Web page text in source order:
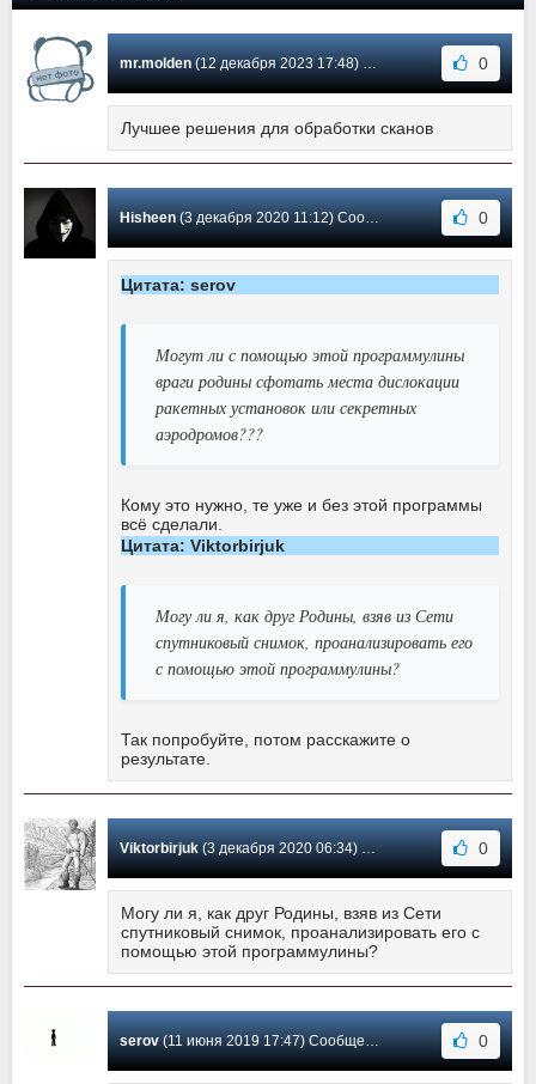
mr.molden(12 декабря 2023 17:48) Сообщение #4 0
Лучшее решения для обработки сканов
Hisheen(3 декабря 2020 11:12) Сообщение #3 0
Цитата: serov
Могут ли с помощью этой программулины
враги родины сфотать места дислокации
ракетных установок или секретных
аэродромов???
Кому это нужно, те уже и без этой программы
всё сделали.
Цитата: Viktorbirjuk
Могу ли я, как друг Родины, взяв из Сети
спутниковый снимок, проанализировать его
с помощью этой программулины?
Так попробуйте, потом расскажите о
результате.
Viktorbirjuk(3 декабря 2020 06:34) Сообщение #2 0
Могу ли я, как друг Родины, взяв из Сети
спутниковый снимок, проанализировать его с
помощью этой программулины?
serov(11 июня 2019 17:47) Сообщение #1 0